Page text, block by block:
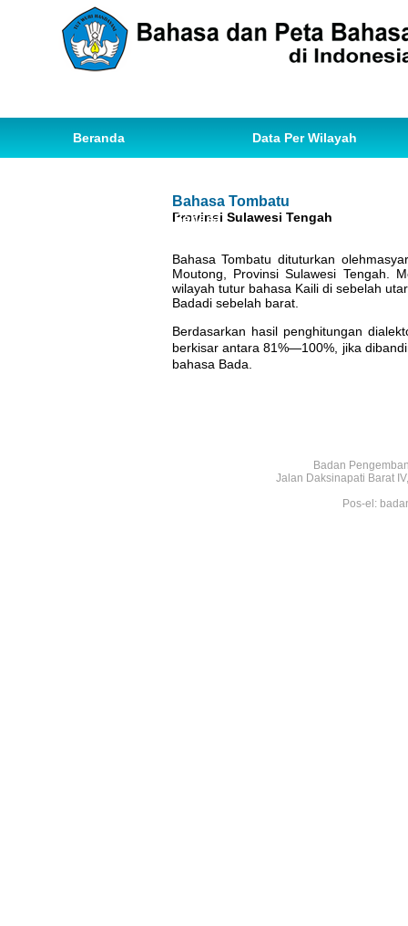
Beranda Data Per Wilayah
Ihwal Pemetaan Bahasa
Bahasa Tombatu
Provinsi Sulawesi Tengah
Bahasa Tombatu dituturkan
Moutong, Provinsi Sulawesi Tengah.
wilayah tutur bahasa Kaili di sebelah
Badadi sebelah barat.
Berdasarkan hasil penghitungan
berkisar antara 81%—100%, jika
bahasa Bada.
Badan
Jalan Daksinapati Barat
Pos-el: